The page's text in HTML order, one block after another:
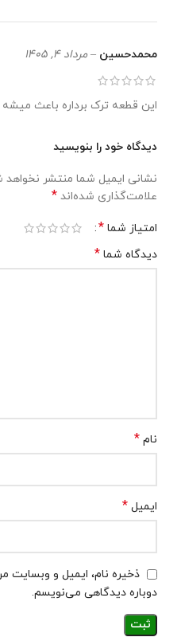
محمدحسین – مرداد 4, 1405
این قطعه ترک برداره باعث
دیدگاه خود را بنویسید
نشانی ایمیل شما منتشر نخواهد
علامت‌گذاری شده‌اند *
امتیاز شما *
دیدگاه شما *
نام *
ایمیل *
ذخیره نام، ایمیل و وبسایت
دوباره دیدگاهی می‌نویسم.